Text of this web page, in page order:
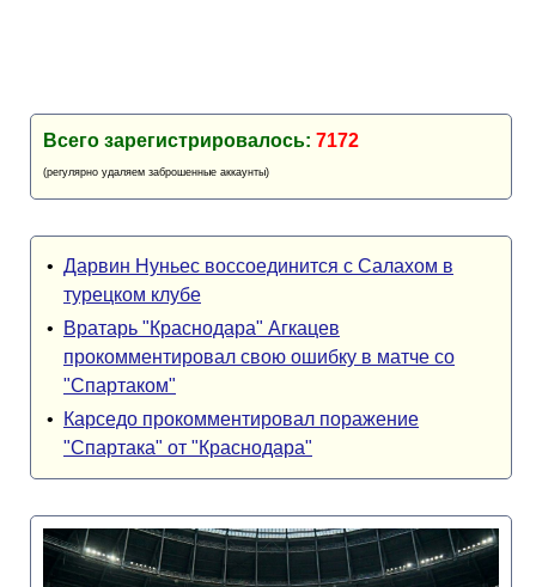
Всего зарегистрировалось: 7172
(регулярно удаляем заброшенные аккаунты)
• Дарвин Нуньес воссоединится с Салахом в
турецком клубе
•
Вратарь "Краснодара" Агкацев
прокомментировал свою ошибку в матче со
"Спартаком"
•
Карседо прокомментировал поражение
"Спартака" от "Краснодара"